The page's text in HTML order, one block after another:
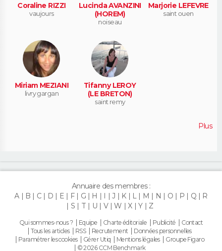
Coraline RIZZI
vaujours
Lucinda AVANZINI
(HOREM)
noiseau
Marjorie LEFEVRE
saint ouen
Miriam MEZIANI
livry gargan
Tifanny LEROY
(LE BRETON)
saint remy
Plus
Annuaire des membres :
A
B C D E F G H I J K L M N O P Q
R
S
T U V W X Y Z
Qui sommes-nous ? Equipe Charte éditoriale Publicité
Contact
Tous les articles
RSS Recrutement
Données personnelles
Paramétrer les cookies
Gérer Utiq Mentions légales
Groupe Figaro
© 2026 CCM Benchmark